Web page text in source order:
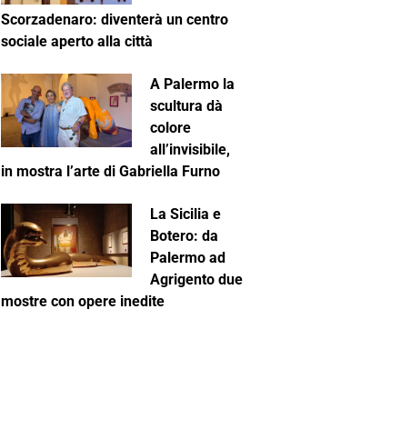
Scorzadenaro: diventerà un centro
sociale aperto alla città
A Palermo la
scultura dà
colore
all’invisibile,
in mostra l’arte di Gabriella Furno
La Sicilia e
Botero: da
Palermo ad
Agrigento due
mostre con opere inedite